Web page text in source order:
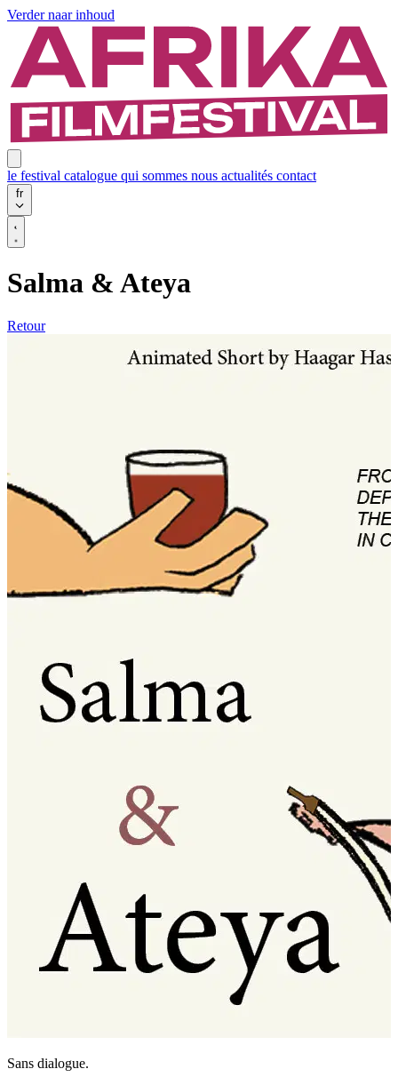
Verder naar inhoud
le festival catalogue qui sommes nous actualités contact
fr
Salma & Ateya
Retour
Sans dialogue.